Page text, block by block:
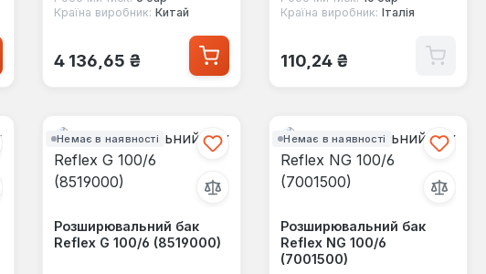
Країна виробник: Китай
Звичайна ціна:
4 136,65 ₴
Країна виробник: Італія
Звичайна ціна:
110,24 ₴
Немає в наявності
Розширювальний бак
Reflex G 100/6 (8519000)
Немає в наявності
Розширювальний бак
Reflex NG 100/6
(7001500)